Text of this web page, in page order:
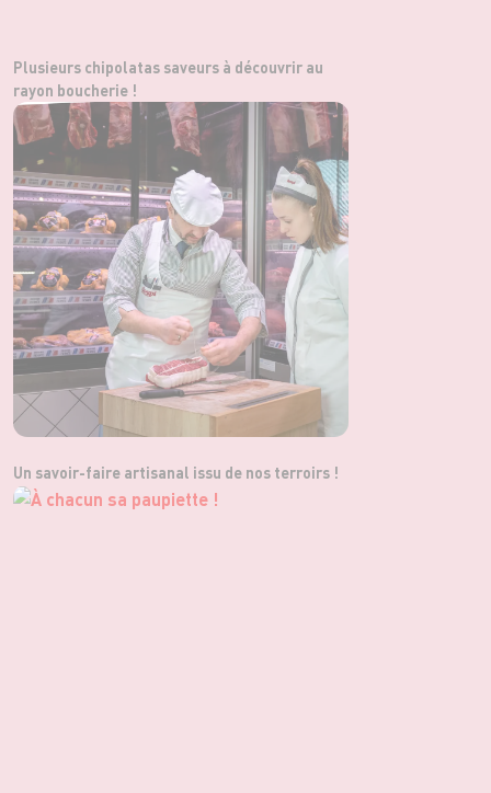
Plusieurs chipolatas saveurs à découvrir au
rayon boucherie !
Un savoir-faire artisanal issu de nos terroirs !